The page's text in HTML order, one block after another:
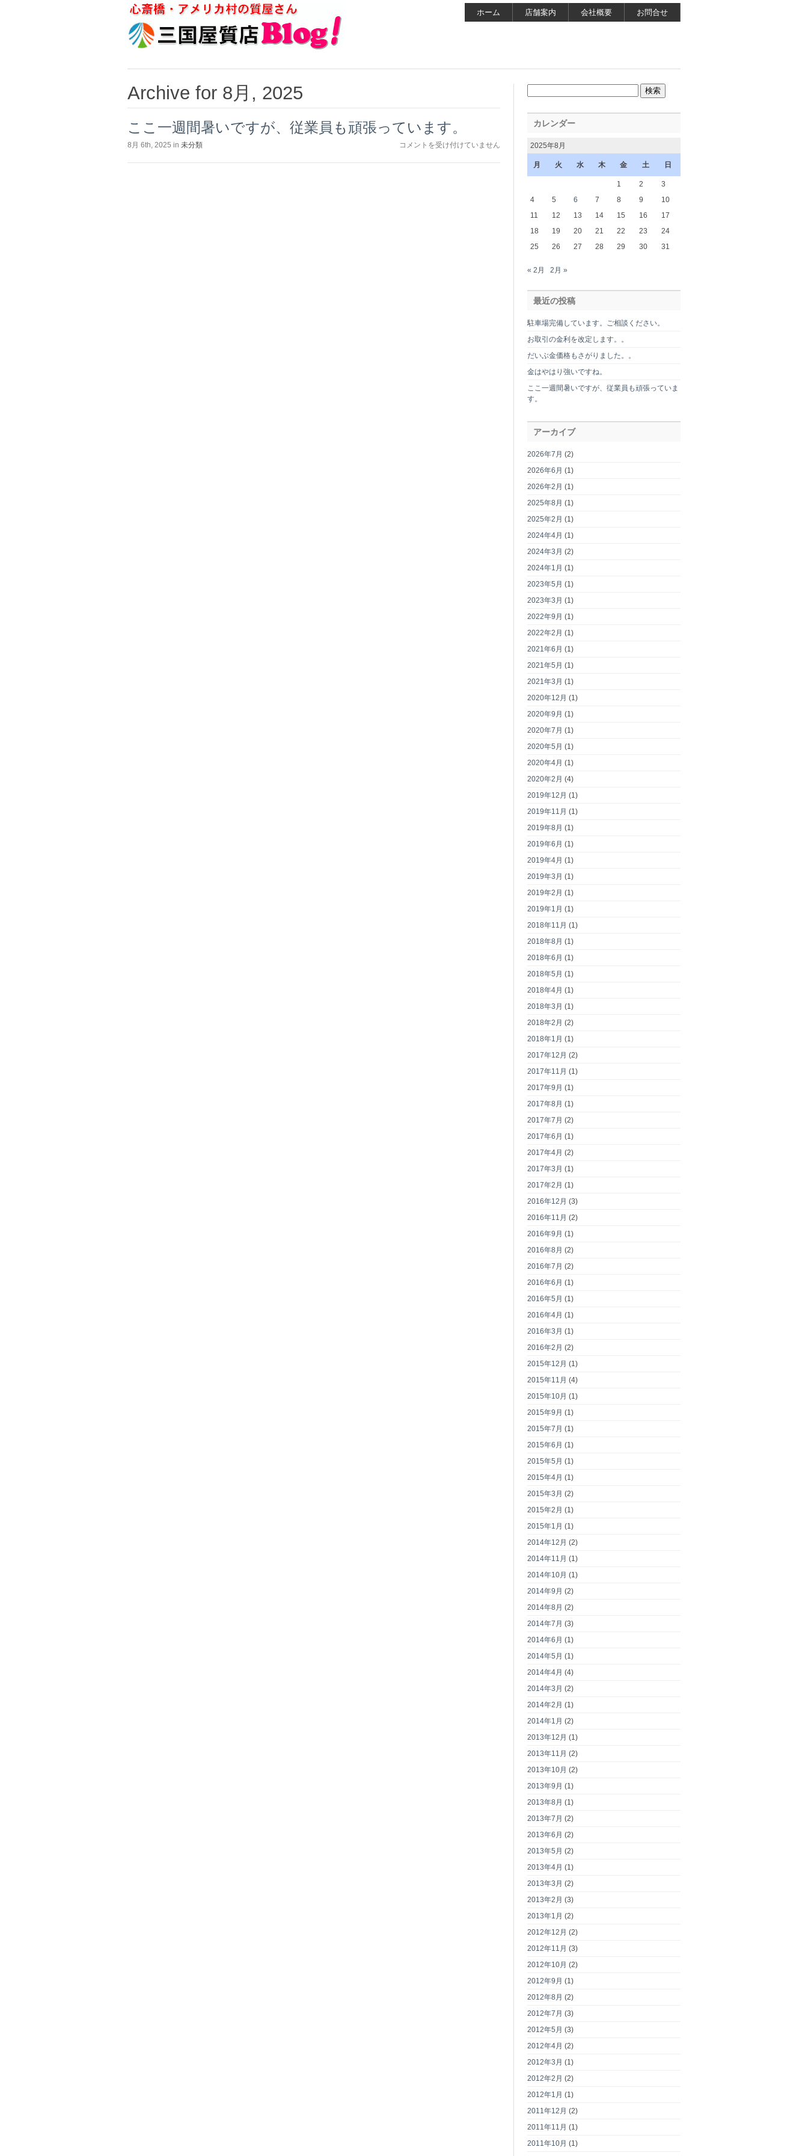
ホーム 店舗案内 会社概要 お問合せ
Archive for 8月, 2025
ここ一週間暑いですが、従業員も頑張っています。
8月 6th, 2025 in 未分類
こ
一
コメントを受け付けていません
索:
カレンダー
2025年8月
月 火 水 木 金 土 日
1 2
3
4
5 6 7 8 9
10
11
12 13 14 15 16
17
18
19 20 21 22 23
24
25
26 27 28 29 30 31
« 2月 2月 »
最近の投稿
駐車場完備しています。ご相談ください。
お取引の金利を改定します。。
だいぶ金価格もさがりました。。
金はやはり強いですね。
ここ一週間暑いですが、従業員も頑張っていま
す。
アーカイブ
2026年7月 (2)
2026年6月 (1)
2026年2月 (1)
2025年8月 (1)
2025年2月 (1)
2024年4月 (1)
2024年3月 (2)
2024年1月 (1)
2023年5月 (1)
2023年3月 (1)
2022年9月 (1)
2022年2月 (1)
2021年6月 (1)
2021年5月 (1)
2021年3月 (1)
2020年12月 (1)
2020年9月 (1)
2020年7月 (1)
2020年5月 (1)
2020年4月 (1)
2020年2月 (4)
2019年12月 (1)
2019年11月 (1)
2019年8月 (1)
2019年6月 (1)
2019年4月 (1)
2019年3月 (1)
2019年2月 (1)
2019年1月 (1)
2018年11月 (1)
2018年8月 (1)
2018年6月 (1)
2018年5月 (1)
2018年4月 (1)
2018年3月 (1)
2018年2月 (2)
2018年1月 (1)
2017年12月 (2)
2017年11月 (1)
2017年9月 (1)
2017年8月 (1)
2017年7月 (2)
2017年6月 (1)
2017年4月 (2)
2017年3月 (1)
2017年2月 (1)
2016年12月 (3)
2016年11月 (2)
2016年9月 (1)
2016年8月 (2)
2016年7月 (2)
2016年6月 (1)
2016年5月 (1)
2016年4月 (1)
2016年3月 (1)
2016年2月 (2)
2015年12月 (1)
2015年11月 (4)
2015年10月 (1)
2015年9月 (1)
2015年7月 (1)
2015年6月 (1)
2015年5月 (1)
2015年4月 (1)
2015年3月 (2)
2015年2月 (1)
2015年1月 (1)
2014年12月 (2)
2014年11月 (1)
2014年10月 (1)
2014年9月 (2)
2014年8月 (2)
2014年7月 (3)
2014年6月 (1)
2014年5月 (1)
2014年4月 (4)
2014年3月 (2)
2014年2月 (1)
2014年1月 (2)
2013年12月 (1)
2013年11月 (2)
2013年10月 (2)
2013年9月 (1)
2013年8月 (1)
2013年7月 (2)
2013年6月 (2)
2013年5月 (2)
2013年4月 (1)
2013年3月 (2)
2013年2月 (3)
2013年1月 (2)
2012年12月 (2)
2012年11月 (3)
2012年10月 (2)
2012年9月 (1)
2012年8月 (2)
2012年7月 (3)
2012年5月 (3)
2012年4月 (2)
2012年3月 (1)
2012年2月 (2)
2012年1月 (1)
2011年12月 (2)
2011年11月 (1)
2011年10月 (1)